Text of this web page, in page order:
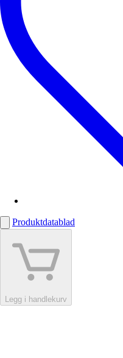
Produktdatablad
Legg i handlekurv